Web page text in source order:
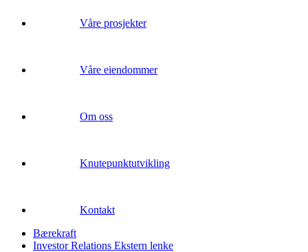
Våre prosjekter
Våre eiendommer
Om oss
Knutepunktutvikling
Kontakt
Bærekraft
Investor Relations Ekstern lenke